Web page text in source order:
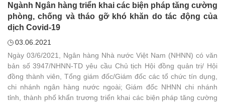
Ngành Ngân hàng triển khai các biện pháp tăng cường
phòng, chống và tháo gỡ khó khăn do tác động của
dịch Covid-19
03.06.2021
Ngày 03/6/2021, Ngân hàng Nhà nước Việt Nam (NHNN) có văn
bản số 3947/NHNN-TD yêu cầu Chủ tịch Hội đồng quản trị/ Hội
đồng thành viên, Tổng giám đốc/Giám đốc các tổ chức tín dụng,
chi nhánh ngân hàng nước ngoài; Giám đốc NHNN chi nhánh
tỉnh, thành phố khẩn trương triển khai các biện pháp tăng cường